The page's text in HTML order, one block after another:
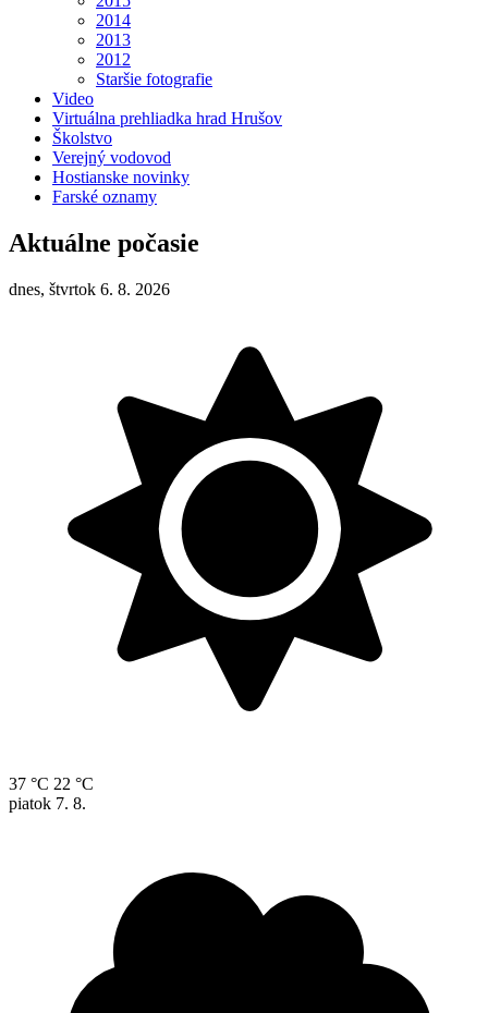
2014
2013
2012
Staršie fotografie
Video
Virtuálna prehliadka hrad Hrušov
Školstvo
Verejný vodovod
Hostianske novinky
Farské oznamy
Aktuálne počasie
dnes, štvrtok 6. 8. 2026
37 °C 22 °C
piatok 7. 8.